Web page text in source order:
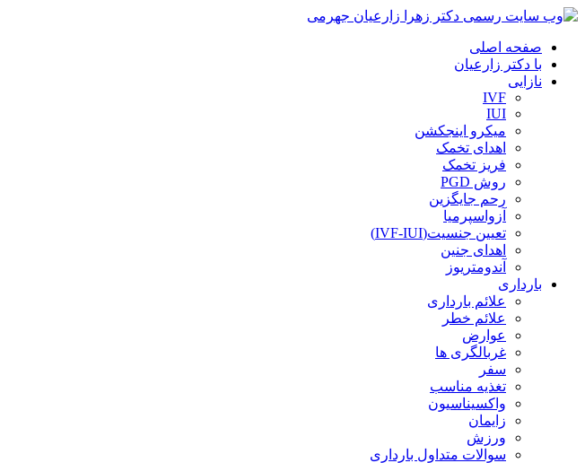
صفحه اصلی
با دکتر زارعیان
نازایی
IVF
IUI
میکرو اینجکشن
اهدای تخمک
فریز تخمک
روش PGD
رحم جایگزین
آزواسپرمیا
تعیین جنسیت(IVF-IUI)
اهدای جنین
آندومتریوز
بارداری
علائم بارداری
علائم خطر
عوارض
غربالگری ها
سفر
تغذیه مناسب
واکسیناسیون
زایمان
ورزش
سوالات متداول بارداری